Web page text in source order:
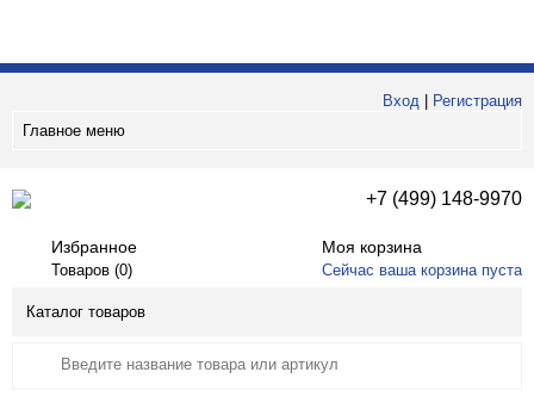
Вход
Регистрация
Главное меню
+7 (499) 148-9970
Избранное
Товаров (0)
Моя корзина
Сейчас ваша корзина пуста
Каталог товаров